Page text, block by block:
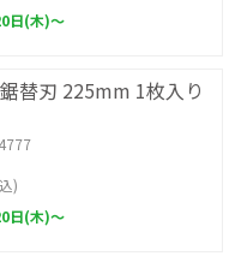
日(木)～
替刃 225mm 1枚入り
)
日(木)～